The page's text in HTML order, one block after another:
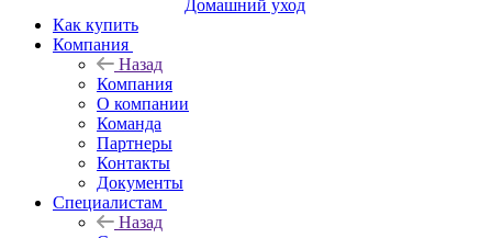
Домашний уход
Как купить
Компания
Назад
Компания
О компании
Команда
Партнеры
Контакты
Документы
Специалистам
Назад